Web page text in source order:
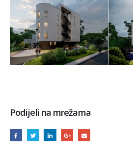
Podijeli na mrežama